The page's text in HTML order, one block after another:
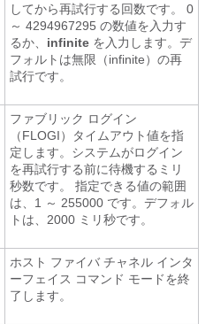
してから再試行する回数です。 0
～ 4294967295 の数値を入力す
るか、 infinite を入力します。デ
フォルトは無限（infinite）の再
試行です。
ファブリック ログイン
（FLOGI）タイムアウト値を指
定します。システムがログイン
を再試行する前に待機するミリ
秒数です。 指定できる値の範囲
は、1 ～ 255000 です。デフォル
トは、2000 ミリ秒です。
ホスト ファイバ チャネル インタ
ーフェイス コマンド モードを終
了します。